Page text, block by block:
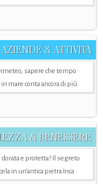
AZIENDE & ATTIVITÀ
sapere che tempo
in mare conta ancora di più
& BENESSERE
dorata e protetta? Il segreto
in un’antica pietra Inca